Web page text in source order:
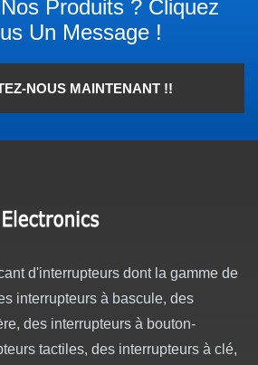
Produits ? Cliquez
Un Message !
NOUS MAINTENANT !!
d'interrupteurs dont la gamme de
interrupteurs à bascule, des
des interrupteurs à bouton-
tactiles, des interrupteurs à clé,